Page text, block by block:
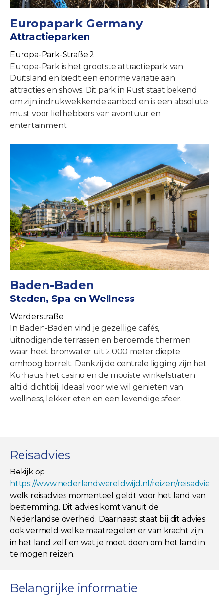
Europapark Germany
Attractieparken
Europa-Park-Straße 2
Europa-Park is het grootste attractiepark van
Duitsland en biedt een enorme variatie aan
attracties en shows. Dit park in Rust staat bekend
om zijn indrukwekkende aanbod en is een absolute
must voor liefhebbers van avontuur en
entertainment.
Baden-Baden
Steden, Spa en Wellness
Werderstraße
In Baden-Baden vind je gezellige cafés,
uitnodigende terrassen en beroemde thermen
waar heet bronwater uit 2.000 meter diepte
omhoog borrelt. Dankzij de centrale ligging zijn het
Kurhaus, het casino en de mooiste winkelstraten
altijd dichtbij. Ideaal voor wie wil genieten van
wellness, lekker eten en een levendige sfeer.
Reisadvies
Bekijk op
https://www.nederlandwereldwijd.nl/reizen/
welk reisadvies momenteel geldt voor het land van
bestemming. Dit advies komt vanuit de
Nederlandse overheid. Daarnaast staat bij dit advies
ook vermeld welke maatregelen er van kracht zijn
in het land zelf en wat je moet doen om het land in
te mogen reizen.
Belangrijke informatie